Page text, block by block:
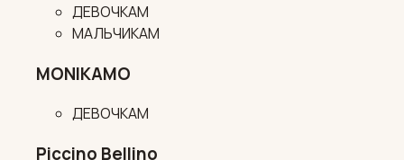
ДЕВОЧКАМ
МАЛЬЧИКАМ
MONIKAMO
ДЕВОЧКАМ
Piccino Bellino